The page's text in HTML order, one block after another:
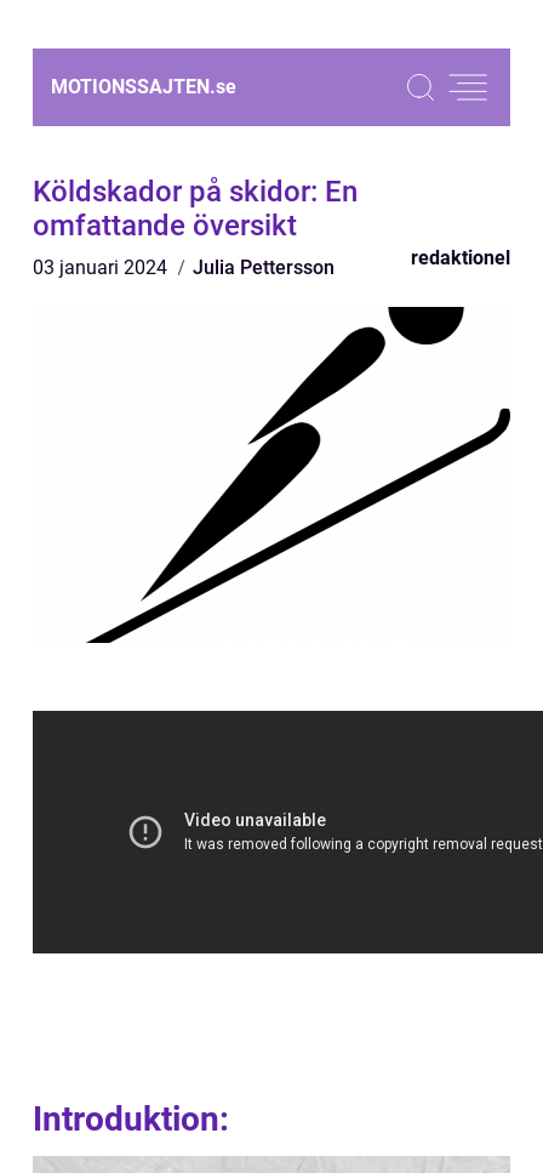
MOTIONSSAJTEN.se
Köldskador på skidor: En
omfattande översikt
03 januari 2024 Julia Pettersson redaktionel
Introduktion: